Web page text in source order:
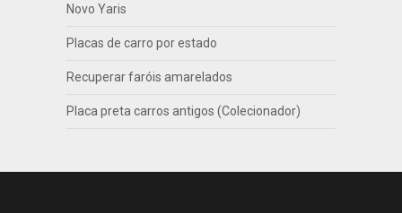
Novo Yaris
Placas de carro por estado
Recuperar faróis amarelados
Placa preta carros antigos (Colecionador)